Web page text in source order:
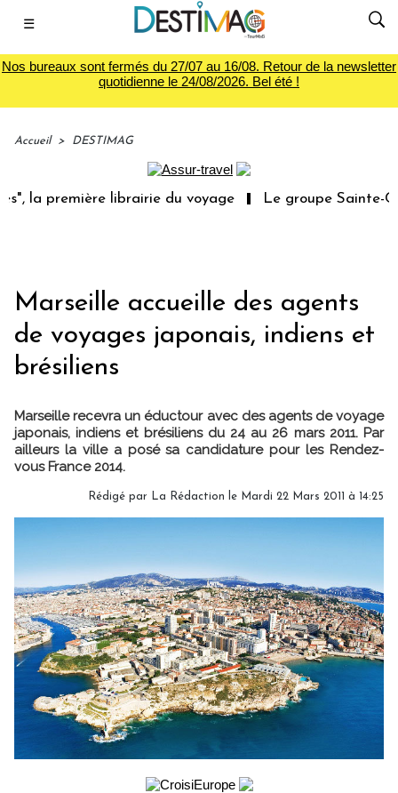
☰
Nos bureaux sont fermés du 27/07 au 16/08. Retour de la newsletter
quotidienne le 24/08/2026. Bel été !
Accueil > DESTIMAG
la première librairie du voyage Le groupe Sainte-
Marseille accueille des agents
de voyages japonais, indiens et
brésiliens
Marseille recevra un éductour avec des agents de voyage
japonais, indiens et brésiliens du 24 au 26 mars 2011. Par
ailleurs la ville a posé sa candidature pour les Rendez-
vous France 2014.
Rédigé par La Rédaction le Mardi 22 Mars 2011 à 14:25